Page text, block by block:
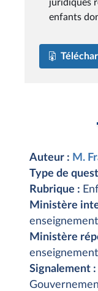
juridiques
enfants
Auteur : M.
Type de
Rubrique :
Ministère
Ministère
Signalement :